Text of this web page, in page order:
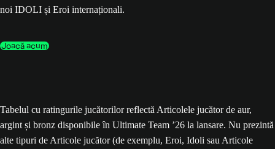
noi IDOLI și Eroi internaționali.
Joacă acum
Tabelul cu ratingurile jucătorilor reflectă Articolele jucător de aur,
argint și bronz disponibile în Ultimate Team ’26 la lansare. Nu prezintă
alte tipuri de Articole jucător (de exemplu, Eroi, Idoli sau Articole